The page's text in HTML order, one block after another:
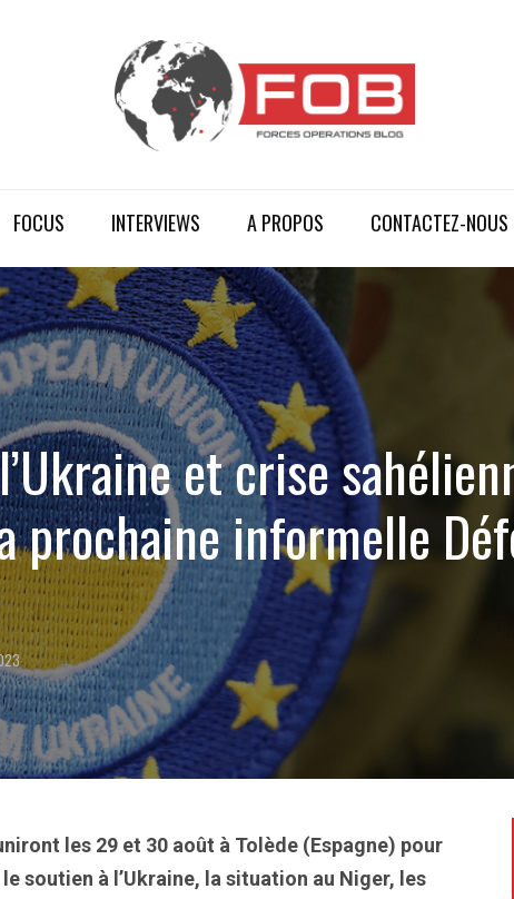
FOCUS INTERVIEWS A PROPOS CONTACTEZ-NOUS
et crise
prochaine informelle
les 29 et 30 août à Tolède (Espagne) pour
soutien à l’Ukraine, la situation au Niger, les